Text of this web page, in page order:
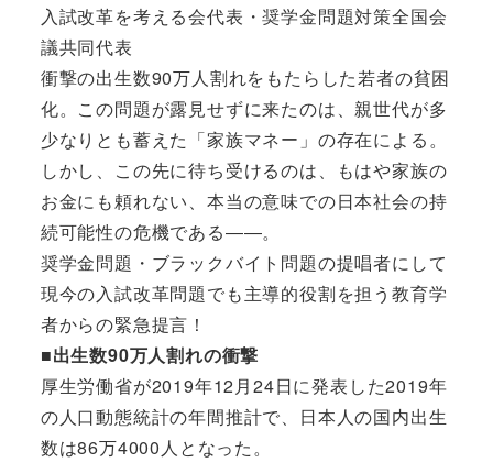
入試改革を考える会代表・奨学金問題対策全国会
議共同代表
衝撃の出生数90万人割れをもたらした若者の貧困
化。この問題が露見せずに来たのは、親世代が多
少なりとも蓄えた「家族マネー」の存在による。
しかし、この先に待ち受けるのは、もはや家族の
お金にも頼れない、本当の意味での日本社会の持
続可能性の危機である――。
奨学金問題・ブラックバイト問題の提唱者にして
現今の入試改革問題でも主導的役割を担う教育学
者からの緊急提言！
■出生数90万人割れの衝撃
厚生労働省が2019年12月24日に発表した2019年
の人口動態統計の年間推計で、日本人の国内出生
数は86万4000人となった。